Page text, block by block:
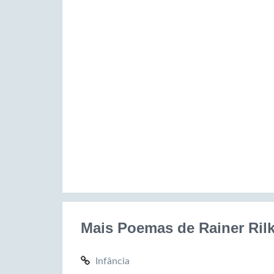
Mais Poemas de Rainer
Infância